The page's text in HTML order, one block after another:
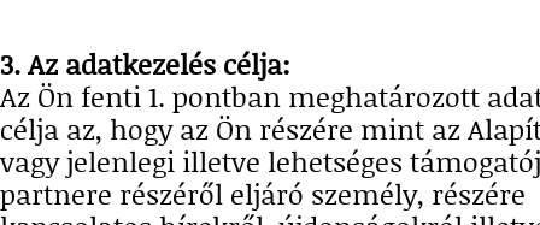
3. Az adatkezelés célja:
Az Ön fenti 1. pontban meghatározott
célja az, hogy az Ön részére mint az
vagy jelenlegi illetve lehetséges
partnere részéről eljáró személy,